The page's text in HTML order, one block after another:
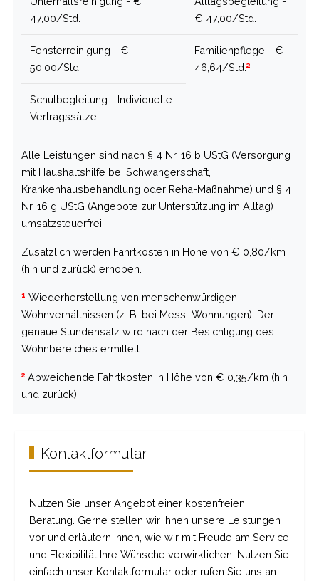
47,00/Std.
€ 47,00/Std.
Fensterreinigung - €
50,00/Std.
Familienpflege - €
46,64/Std. 2
Schulbegleitung - Individuelle
Vertragssätze
Alle Leistungen sind nach § 4 Nr. 16 b UStG (Versorgung
mit Haushaltshilfe bei Schwangerschaft,
Krankenhausbehandlung oder Reha-Maßnahme) und § 4
Nr. 16 g UStG (Angebote zur Unterstützung im Alltag)
umsatzsteuerfrei.
Zusätzlich werden Fahrtkosten in Höhe von € 0,80/km
(hin und zurück) erhoben.
1 Wiederherstellung von menschenwürdigen
Wohnverhältnissen (z. B. bei Messi-Wohnungen). Der
genaue Stundensatz wird nach der Besichtigung des
Wohnbereiches ermittelt.
2 Abweichende Fahrtkosten in Höhe von € 0,35/km (hin
und zurück).
Kontaktformular
Nutzen Sie unser Angebot einer kostenfreien
Beratung. Gerne stellen wir Ihnen unsere Leistungen
vor und erläutern Ihnen, wie wir mit Freude am Service
und Flexibilität Ihre Wünsche verwirklichen. Nutzen Sie
einfach unser Kontaktformular oder rufen Sie uns an.